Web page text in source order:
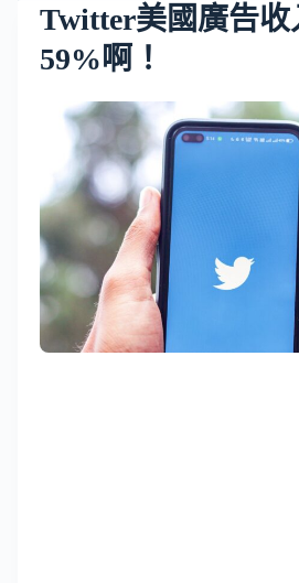
Twitter美國廣告收
59%啊！